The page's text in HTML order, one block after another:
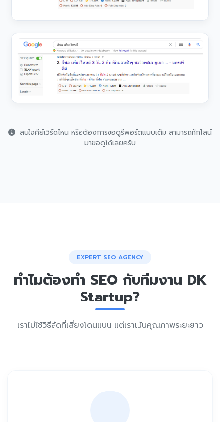
สนใจคีย์เวิร์ดไหน หรือต้องการขอดูรีพอร์ตแบบเต็ม สามารถทักไลน์
มาขอดูได้เลยครับ
EXPERT SEO AGENCY
ทำไมต้องทำ SEO กับทีมงาน DK
Startup?
เราไม่ใช้วิธีลัดที่เสี่ยงโดนแบน แต่เราเน้นคุณภาพระยะยาว